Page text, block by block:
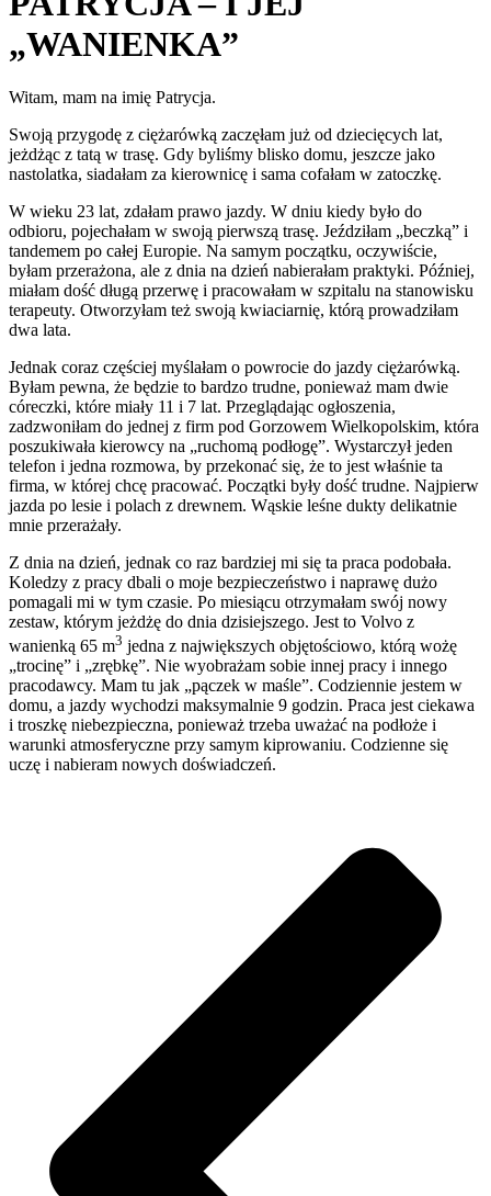
„WANIENKA”
Witam, mam na imię Patrycja.
Swoją przygodę z ciężarówką zaczęłam już od dziecięcych lat,
jeżdżąc z tatą w trasę. Gdy byliśmy blisko domu, jeszcze jako
nastolatka, siadałam za kierownicę i sama cofałam w zatoczkę.
W wieku 23 lat, zdałam prawo jazdy. W dniu kiedy było do
odbioru, pojechałam w swoją pierwszą trasę. Jeździłam „beczką” i
tandemem po całej Europie. Na samym początku, oczywiście,
byłam przerażona, ale z dnia na dzień nabierałam praktyki. Później,
miałam dość długą przerwę i pracowałam w szpitalu na stanowisku
terapeuty. Otworzyłam też swoją kwiaciarnię, którą prowadziłam
dwa lata.
Jednak coraz częściej myślałam o powrocie do jazdy ciężarówką.
Byłam pewna, że będzie to bardzo trudne, ponieważ mam dwie
córeczki, które miały 11 i 7 lat. Przeglądając ogłoszenia,
zadzwoniłam do jednej z firm pod Gorzowem Wielkopolskim, która
poszukiwała kierowcy na „ruchomą podłogę”. Wystarczył jeden
telefon i jedna rozmowa, by przekonać się, że to jest właśnie ta
firma, w której chcę pracować. Początki były dość trudne. Najpierw
jazda po lesie i polach z drewnem. Wąskie leśne dukty delikatnie
mnie przerażały.
Z dnia na dzień, jednak co raz bardziej mi się ta praca podobała.
Koledzy z pracy dbali o moje bezpieczeństwo i naprawę dużo
pomagali mi w tym czasie. Po miesiącu otrzymałam swój nowy
zestaw, którym jeżdżę do dnia dzisiejszego. Jest to Volvo z
wanienką 65 m3 jedna z największych objętościowo, którą wożę
„trocinę” i „zrębkę”. Nie wyobrażam sobie innej pracy i innego
pracodawcy. Mam tu jak „pączek w maśle”. Codziennie jestem w
domu, a jazdy wychodzi maksymalnie 9 godzin. Praca jest ciekawa
i troszkę niebezpieczna, ponieważ trzeba uważać na podłoże i
warunki atmosferyczne przy samym kiprowaniu. Codzienne się
uczę i nabieram nowych doświadczeń.